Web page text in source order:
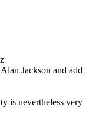
Jackson and add
is nevertheless very